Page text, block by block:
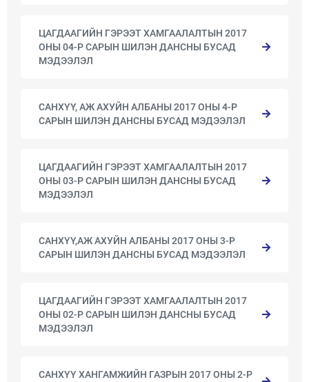
ЦАГДААГИЙН ГЭРЭЭТ ХАМГААЛАЛТЫН 2017
ОНЫ 04-Р САРЫН ШИЛЭН ДАНСНЫ БУСАД
МЭДЭЭЛЭЛ
САНХҮҮ, АЖ АХУЙН АЛБАНЫ 2017 ОНЫ 4-Р
САРЫН ШИЛЭН ДАНСНЫ БУСАД МЭДЭЭЛЭЛ
ЦАГДААГИЙН ГЭРЭЭТ ХАМГААЛАЛТЫН 2017
ОНЫ 03-Р САРЫН ШИЛЭН ДАНСНЫ БУСАД
МЭДЭЭЛЭЛ
САНХҮҮ,АЖ АХУЙН АЛБАНЫ 2017 ОНЫ 3-Р
САРЫН ШИЛЭН ДАНСНЫ БУСАД МЭДЭЭЛЭЛ
ЦАГДААГИЙН ГЭРЭЭТ ХАМГААЛАЛТЫН 2017
ОНЫ 02-Р САРЫН ШИЛЭН ДАНСНЫ БУСАД
МЭДЭЭЛЭЛ
САНХҮҮ ХАНГАМЖИЙН ГАЗРЫН 2017 ОНЫ 2-Р